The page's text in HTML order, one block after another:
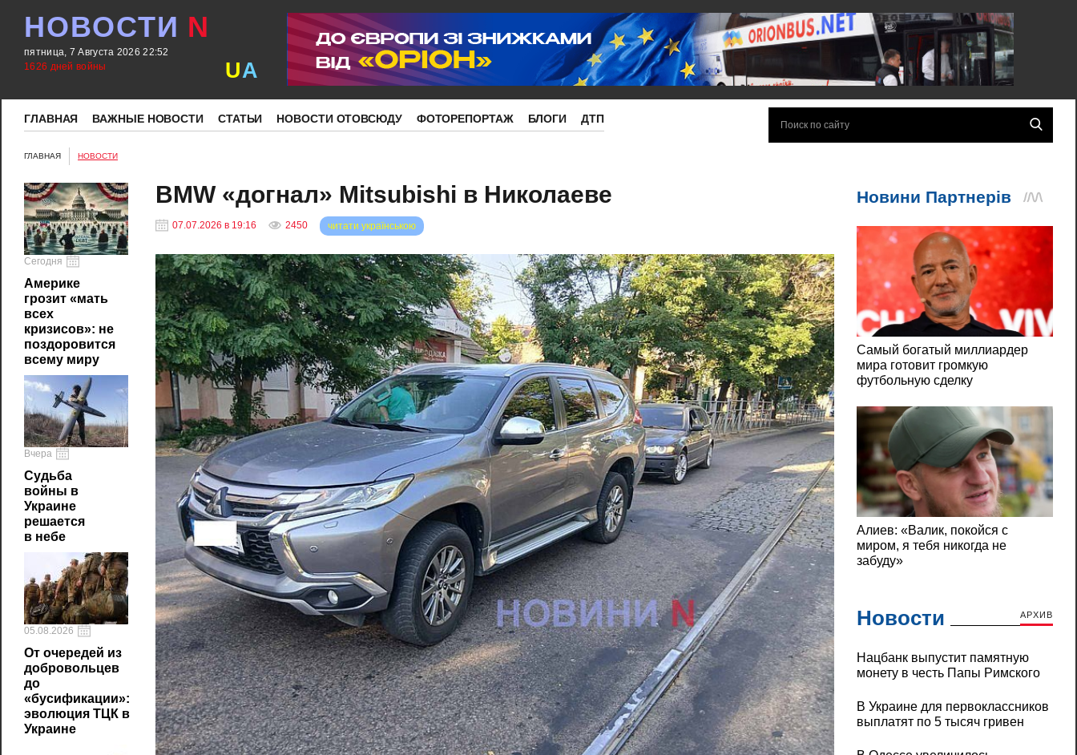
НОВОСТИ N
пятница, 7 Августа 2026 22:52
1626 дней войны
UA
ГЛАВНАЯ ВАЖНЫЕ НОВОСТИ СТАТЬИ НОВОСТИ ОТОВСЮДУ ФОТОРЕПОРТАЖ БЛОГИ ДТП
ГЛАВНАЯ НОВОСТИ
Сегодня
Америке
грозит «мать
всех
кризисов»: не
поздоровится
всему миру
Вчера
Судьба
войны в
Украине
решается
в небе
05.08.2026
От очередей из
добровольцев
до
«бусификации»:
эволюция ТЦК в
Украине
BMW «догнал» Mitsubishi в Николаеве
07.07.2026 в 19:16 2450 читати українською
Новости АРХИВ
Нацбанк выпустит памятную
монету в честь Папы Римского
В Украине для первоклассников
выплатят по 5 тысяч гривен